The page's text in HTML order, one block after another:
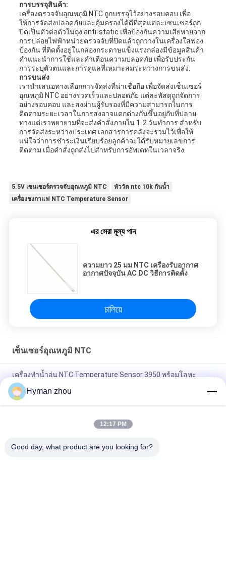
การบรรจุสินค้า:
เครื่องตรวจจับอุณหภูมิ NTC ถูกบรรจุไว้อย่างรอบคอบ เพื่อ
ให้การจัดส่งปลอดภัยและคุ้มครองได้ดีที่สุดแต่ละเซนเซอร์ถูก
ปิดเป็นตัวต่อตัวในถุง anti-static เพื่อป้องกันความเสียหายจาก
การปล่อยไฟฟ้าหน่วยตรวจจับที่ปิดแล้วถูกวางในเครื่องใส่ฟอง
ป้องกัน ที่ติดตั้งอยู่ในกล่องกระดาษแข็งแรงกล่องมีข้อมูลสินค้า
คําแนะนําการใช้และคําเตือนความปลอดภัย เพื่อรับประกัน
การระบุตัวตนและการดูแลที่เหมาะสมระหว่างการขนส่ง.
การขนส่ง
เรานําเสนอทางเลือกการจัดส่งที่น่าเชื่อถือ เพื่อจัดส่งเซ็นเซอร์
อุณหภูมิ NTC อย่างรวดเร็วและปลอดภัย แต่ละพัสดุถูกจัดการ
อย่างรอบคอบ และส่งผ่านผู้รับรองที่มีความสามารถในการ
ติดตามระยะเวลาในการส่งอาจแตกต่างกันขึ้นอยู่กับที่ปลาย
ทางแต่เราพยายามที่จะส่งคําสั่งภายใน 1-2 วันทําการ สําหรับ
การจัดส่งระหว่างประเทศ เอกสารการคลังจะรวมไว้เพื่อให้
แน่ใจว่าการชําระเงินเรียบร้อยลูกค้าจะได้รับหมายเลขการ
ติดตาม เมื่อคําสั่งถูกส่งไปสําหรับการอัพเดทในเวลาจริง.
5.5V เซนเซอร์ตรวจจับอุณหภูมิ NTC
หัววัด ntc 10k กันน้ำ
เครื่องชงกาแฟ NTC Temperature Sensor
এর সেরা মূল্য পান
ความยาว 25 มม NTC เครื่องรับอากาศ
อากาศปัจจุบัน AC DC วิธีการติดตั้ง
চালিয়ে
เซ็นเซอร์อุณหภูมิ NTC
เครื่องทำน้ำอุ่น NTC Temperature Sensor 3950 พร้อมโลหะ
พลาสติก
AC Heater NTC Thermistor Temperature Sensor 10K 1% 3950
Hyman zhou
12:17 PM
Good day, what product are you looking for?